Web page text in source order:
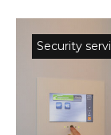
Security